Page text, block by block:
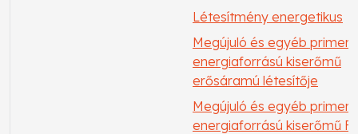
Létesítmény energetikus
Megújuló és egyéb primer
energiaforrású kiserőmű
erősáramú létesítője
Megújuló és egyéb primer
energiaforrású kiserőmű